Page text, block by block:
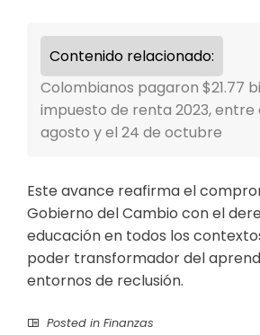
Contenido relacionado:
Colombianos pagaron $21.77
impuesto de renta 2023, entre
agosto y el 24 de octubre
​Este avance reafirma el
Gobierno del Cambio con el
educación en todos los
poder transformador del
entornos de reclusión.
Posted in Finanzas